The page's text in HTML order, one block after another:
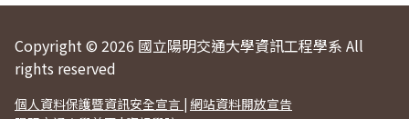
Copyright © 2026 國立陽明交通大學資訊工程學系 All
rights reserved
個人資料保護暨資訊安全宣言 | 網站資料開放宣告